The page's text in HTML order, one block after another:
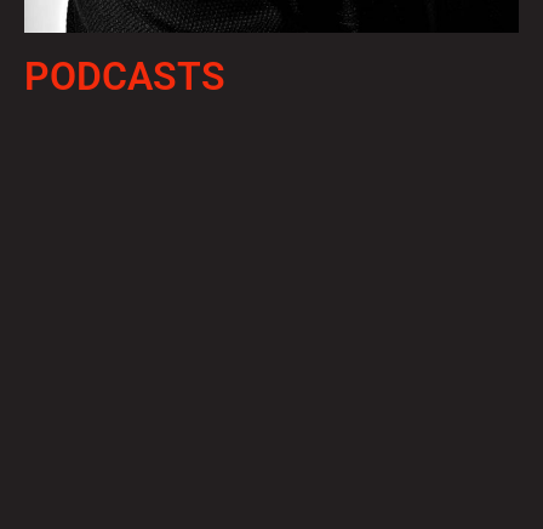
PODCASTS